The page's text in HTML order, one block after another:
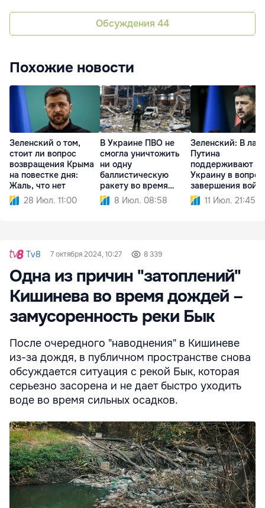
Обсуждения 44
Похожие новости
Зеленский о том,
стоит ли вопрос
возвращения Крыма
на повестке дня:
Жаль, что нет
28 Июл. 11:00
В Украине ПВО не
смогла уничтожить
ни одну
баллистическую
ракету во время
атаки РФ
8 Июл. 08:58
Зеленский: В
Путина
поддерживают
Украину в
завершения
11 Июл. 21:45
Tv8 7 октября 2024, 10:27 8 339
Одна из причин "затоплений"
Кишинева во время дождей –
замусоренность реки Бык
После очередного "наводнения" в Кишиневе
из-за дождя, в публичном пространстве снова
обсуждается ситуация с рекой Бык, которая
серьезно засорена и не дает быстро уходить
воде во время сильных осадков.